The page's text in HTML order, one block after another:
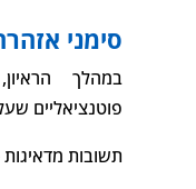
סימני
במהלך
פוטנציאליים
תשובות מדאיגות